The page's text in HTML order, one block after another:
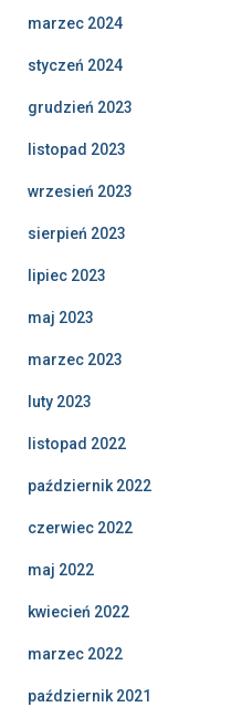
marzec 2024
styczeń 2024
grudzień 2023
listopad 2023
wrzesień 2023
sierpień 2023
lipiec 2023
maj 2023
marzec 2023
luty 2023
listopad 2022
październik 2022
czerwiec 2022
maj 2022
kwiecień 2022
marzec 2022
październik 2021